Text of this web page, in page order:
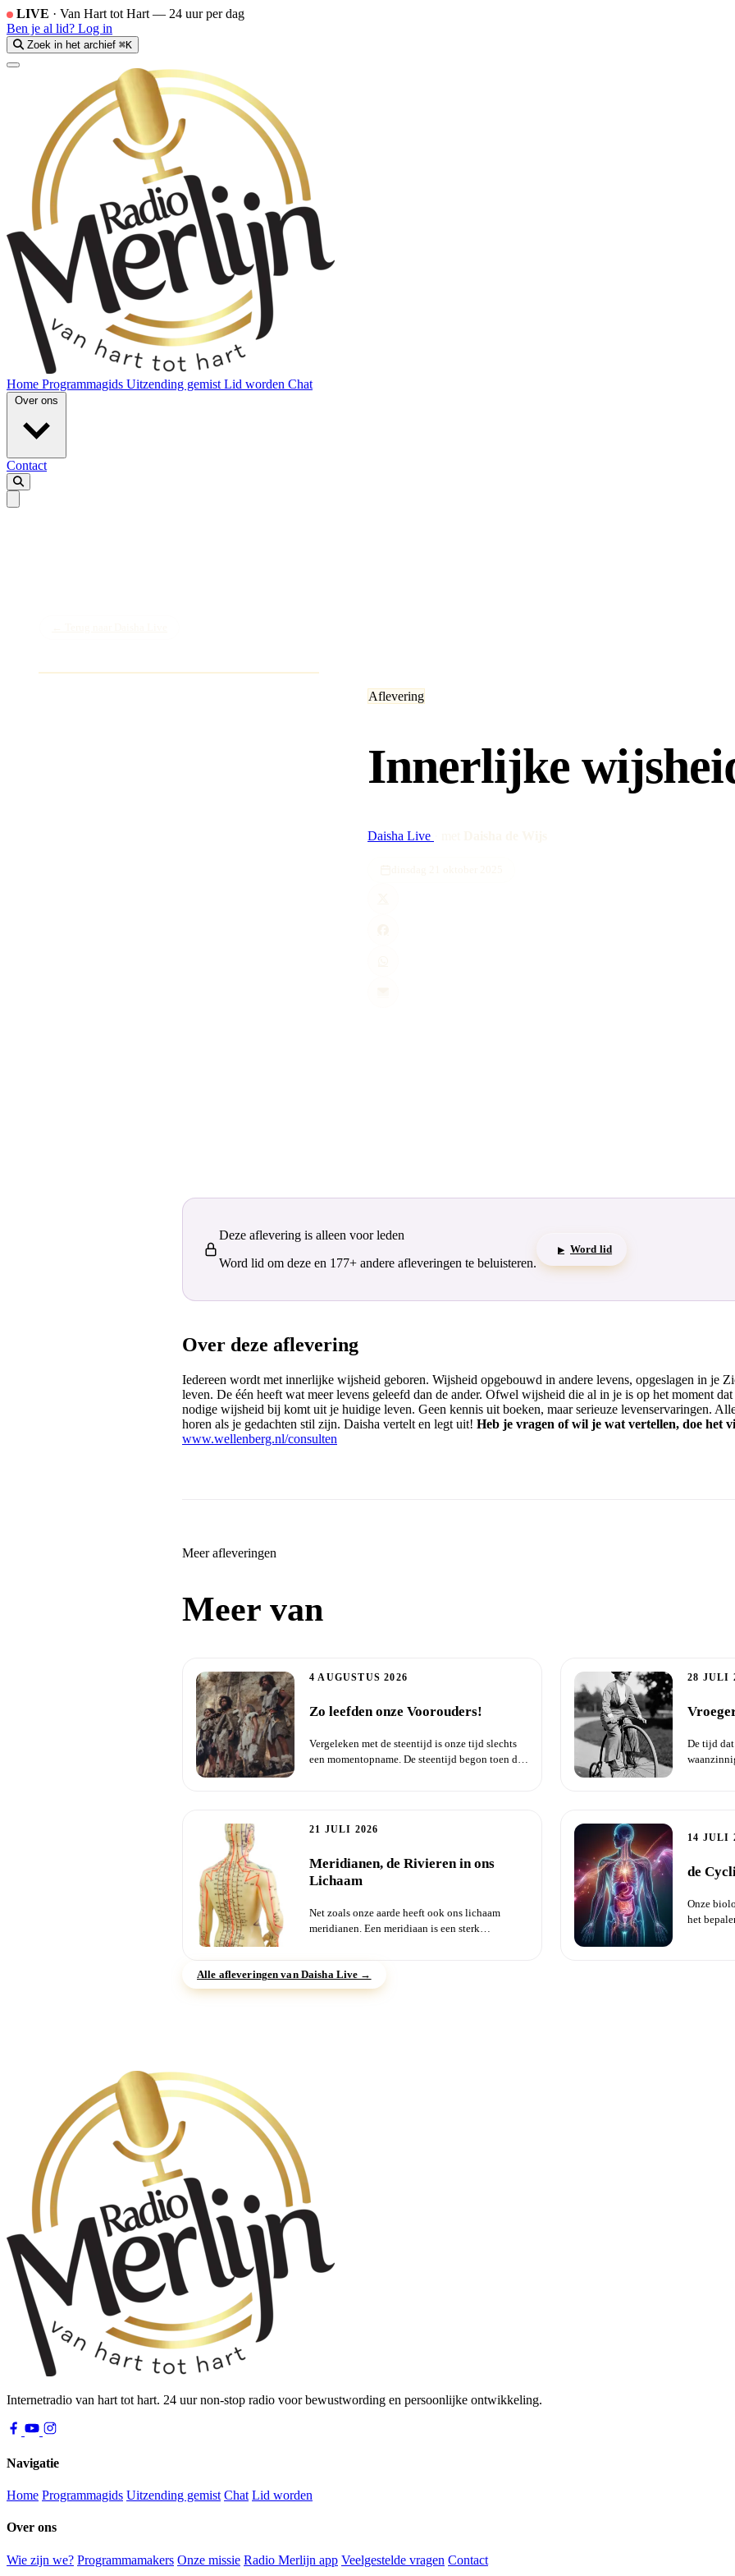
LIVE · Van Hart tot Hart — 24 uur per dag
Ben je al lid? Log in
Zoek in het archief ⌘K
Home Programmagids Uitzending gemist Lid worden Chat
Over ons
Contact
Aflevering
Innerlijke
Daisha Live
Deze aflevering is alleen voor leden
Word lid om deze en 177+ andere afleveringen te beluisteren.
▶ Word lid
Over deze aflevering
Iedereen wordt met innerlijke wijsheid geboren. Wijsheid opgebouwd in andere levens, opgeslagen in je
leven. De één heeft wat meer levens geleefd dan de ander. Ofwel wijsheid die al in je is op het moment
nodige wijsheid bij komt uit je huidige leven. Geen kennis uit boeken, maar serieuze levenservaringen.
horen als je gedachten stil zijn. Daisha vertelt en legt uit! Heb je vragen of wil je wat vertellen, doe het
www.wellenberg.nl/consulten
Meer afleveringen
Meer van
4 AUGUSTUS 2026
Zo leefden onze Voorouders!
Vergeleken met de steentijd is onze tijd slechts
een momentopname. De steentijd begon toen de
28 JULI
De tijd
21 JULI 2026
Meridianen, de Rivieren in ons
Lichaam
Net zoals onze aarde heeft ook ons lichaam
meridianen. Een meridiaan is een sterk
14 JULI
de
Onze
het
Alle afleveringen van Daisha Live →
Internetradio van hart tot hart. 24 uur non-stop radio voor bewustwording en persoonlijke ontwikkeling.
Navigatie
Home Programmagids Uitzending gemist Chat Lid worden
Over ons
Wie zijn we? Programmamakers Onze missie Radio Merlijn app Veelgestelde vragen Contact